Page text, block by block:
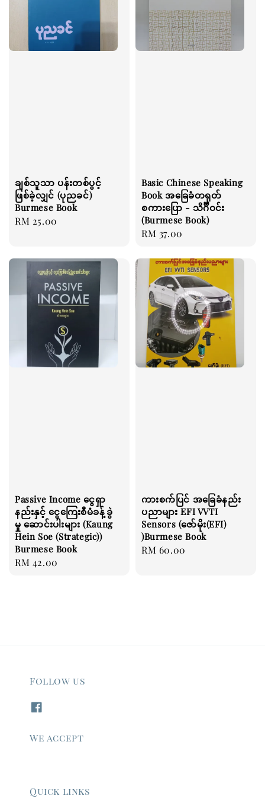
ချစ်သူသာ ပန်းတစ်ပွင့်
ဖြစ်ခဲ့လျှင် (ပုညခင်)
Burmese Book
Regular
RM 25.00
Basic Chinese Speaking
Book အခြေခံတရုတ်
စကားပြော - သိင်္ဂီဝင်း
(Burmese Book)
Regular
RM 37.00
Passive Income ငွေရှာ
နည်းနှင့် ငွေကြေးစီမံခန့်ခွဲ
မှု ဆောင်းပါးများ (Kaung
Hein Soe (Strategic))
Burmese Book
Regular
RM 42.00
ကားစက်ပြင် အခြေခံနည်း
ပညာများ EFI VVTI
Sensors (ဇော်မိုး(EFI)
)Burmese Book
Regular
RM 60.00
Follow us
We accept
Quick links